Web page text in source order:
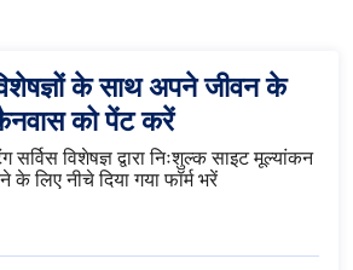
के साथ अपने जीवन के
को पेंट करें
विशेषज्ञ द्वारा निःशुल्क साइट मूल्यांकन
लिए नीचे दिया गया फॉर्म भरें